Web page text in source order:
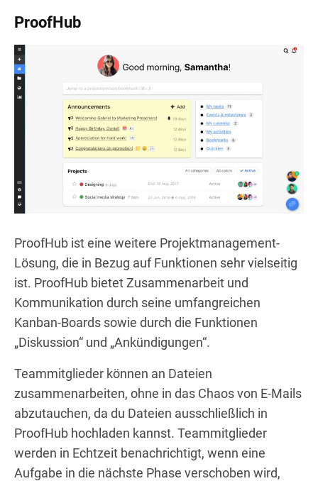
ProofHub
ProofHub ist eine weitere Projektmanagement-
Lösung, die in Bezug auf Funktionen sehr vielseitig
ist. ProofHub bietet Zusammenarbeit und
Kommunikation durch seine umfangreichen
Kanban-Boards sowie durch die Funktionen
„Diskussion“ und „Ankündigungen“.
Teammitglieder können an Dateien
zusammenarbeiten, ohne in das Chaos von E-Mails
abzutauchen, da du Dateien ausschließlich in
ProofHub hochladen kannst. Teammitglieder
werden in Echtzeit benachrichtigt, wenn eine
Aufgabe in die nächste Phase verschoben wird,